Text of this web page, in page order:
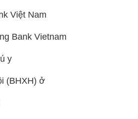
Việt Nam
Bank Vietnam
y
(BHXH) ở